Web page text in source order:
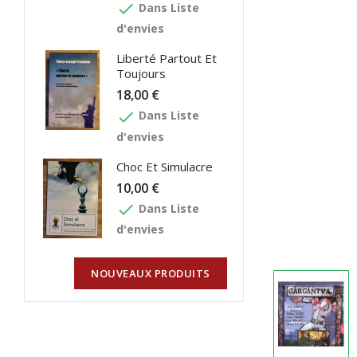
done Dans Liste
d'envies
Liberté Partout Et
Toujours
18,00 €
done Dans Liste
d'envies
Choc Et Simulacre
10,00 €
done Dans Liste
d'envies
NOUVEAUX PRODUITS